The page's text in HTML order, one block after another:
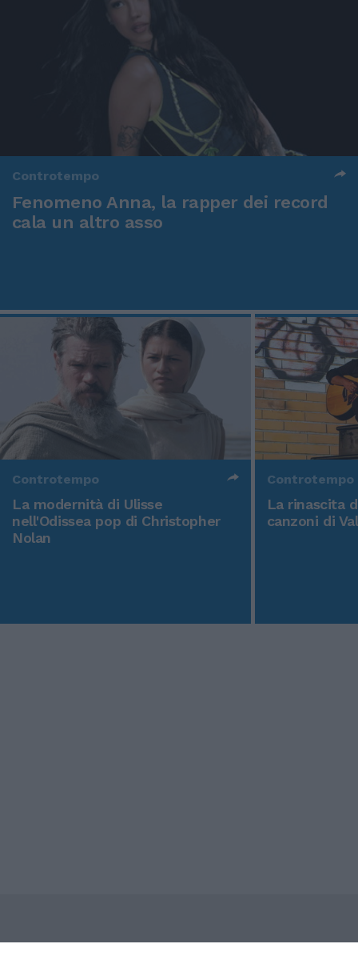
Controtempo
Fenomeno Anna, la rapper dei record
cala un altro asso
Controtempo
La modernità di Ulisse
nell'Odissea pop di Christopher
Nolan
Controtempo
La rinascita
canzoni di